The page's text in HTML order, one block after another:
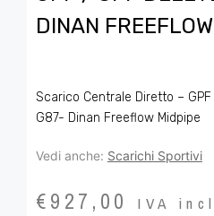
DINAN
Scarico Centrale Diretto – GPF
G87- Dinan Freeflow Midpipe
Vedi anche: Scarichi Sportivi
€927,00 IVA